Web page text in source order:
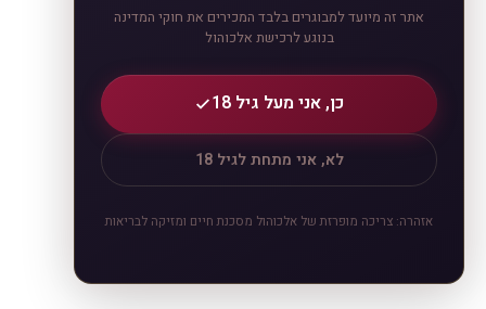
אתר זה מיועד למבוגרים בלבד המכירים את חוקי המדינה
בנוגע לרכישת אלכוהול
כן, אני מעל גיל 18
לא, אני מתחת לגיל 18
אזהרה: צריכה מופרזת של אלכוהול מסכנת חיים ומזיקה לבריאות